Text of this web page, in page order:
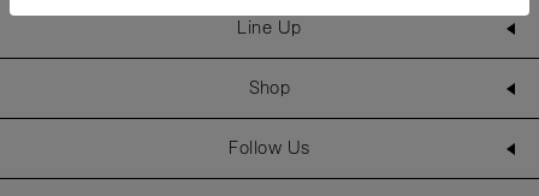
Line Up
Shop
Follow Us